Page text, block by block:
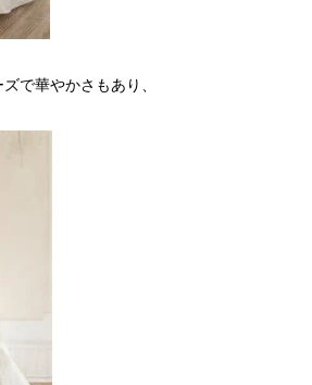
で華やかさもあり、